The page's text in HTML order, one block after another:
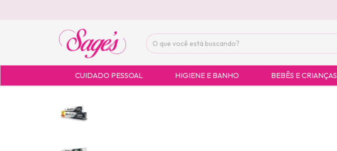
CUIDADO PESSOAL HIGIENE E BANHO BEBÊS E CRIANÇAS